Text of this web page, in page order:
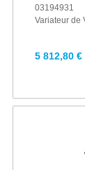
03194931
Variateur de
5 812,80 €